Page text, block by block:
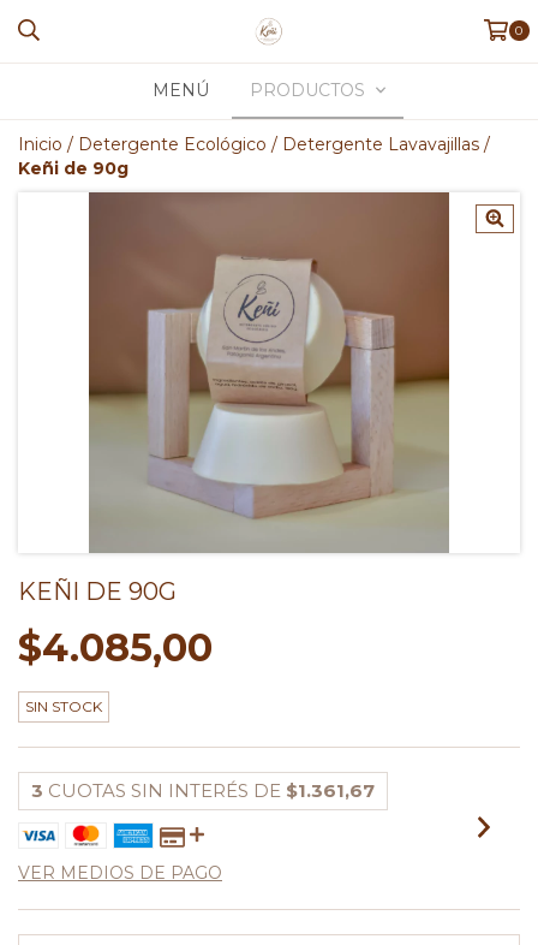
0
MENÚ PRODUCTOS
Inicio / Detergente Ecológico / Detergente Lavavajillas /
Keñi de 90g
KEÑI DE 90G
$4.085,00
SIN STOCK
3 CUOTAS SIN INTERÉS DE $1.361,67
VER MEDIOS DE PAGO